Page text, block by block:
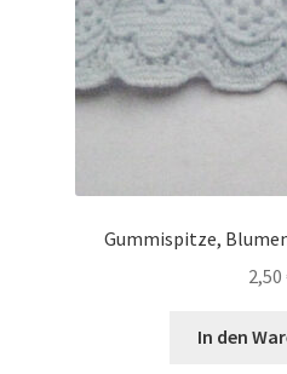
Gummispitze,
2,50
In den